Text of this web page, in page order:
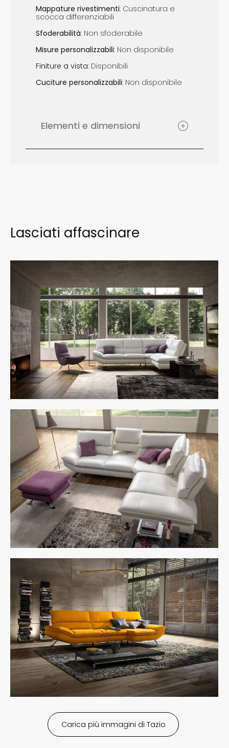
Mappature rivestimenti: Cuscinatura e
scocca differenziabili
Sfoderabilità: Non sfoderabile
Misure personalizzabili: Non disponibile
Finiture a vista: Disponibili
Cuciture personalizzabili: Non disponibile
Elementi e dimensioni
Lasciati affascinare
Tazio